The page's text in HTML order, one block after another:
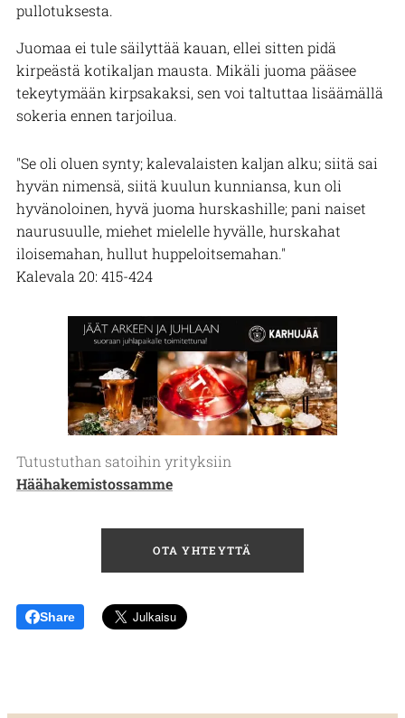
pullotuksesta.
Juomaa ei tule säilyttää kauan, ellei sitten pidä
kirpeästä kotikaljan mausta. Mikäli juoma pääsee
tekeytymään kirpsakaksi, sen voi taltuttaa lisäämällä
sokeria ennen tarjoilua.
"Se oli oluen synty; kalevalaisten kaljan alku; siitä sai
hyvän nimensä, siitä kuulun kunniansa, kun oli
hyvänoloinen, hyvä juoma hurskashille; pani naiset
naurusuulle, miehet mielelle hyvälle, hurskahat
iloisemahan, hullut huppeloitsemahan."
Kalevala 20: 415-424
Tutustuthan satoihin yrityksiin
Häähakemistossamme
OTA YHTEYTTÄ
Share